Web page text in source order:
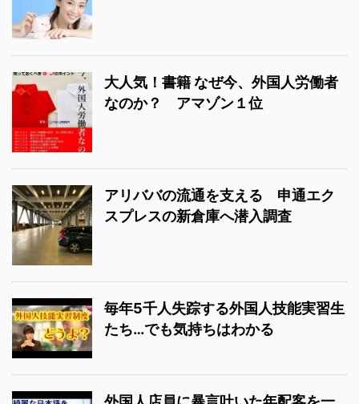
大人気！書籍 なぜ今、外国人労働者
なのか？ アマゾン１位
アリババの流通を支える 申通エク
スプレスの新倉庫へ潜入調査
毎年5千人失踪する外国人技能実習生
たち…でも気持ちはわかる